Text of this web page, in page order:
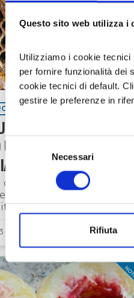
Questo sito web utilizza i
Utilizziamo i cookie
per fornire funzionalità dei
cookie tecnici di default.
gestire le preferenze in
Selezione
consenso
Necessari
Rifiuta
DOLCIFICANTE
FIN DALLA
questo squisito alimento
che lo producono nel
Laboratorio Alte Valli